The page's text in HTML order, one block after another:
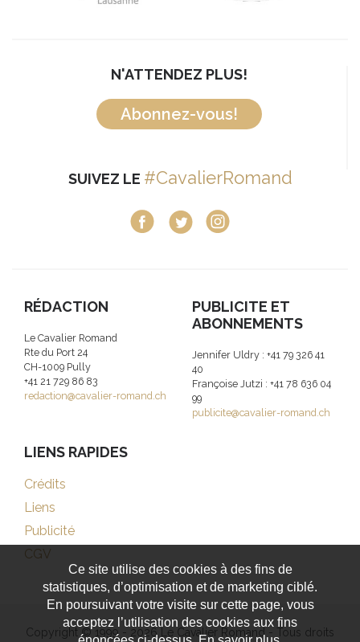
N'ATTENDEZ PLUS!
Abonnez-vous!
SUIVEZ LE #CavalierRomand
RÉDACTION
Le Cavalier Romand
Rte du Port 24
CH-1009 Pully
+41 21 729 86 83
redaction@cavalier-romand.ch
PUBLICITE ET
ABONNEMENTS
Jennifer Uldry : +41 79 326 41
40
Françoise Jutzi : +41 78 636 04
99
publicite@cavalier-romand.ch
LIENS RAPIDES
Crédits
Liens
Publicité
CGV
Copyright © 1999 - 2026 Le Cavalier Romand - Tous droits
Ce site utilise des cookies à des fins de
statistiques, d’optimisation et de marketing ciblé.
En poursuivant votre visite sur cette page, vous
acceptez l’utilisation des cookies aux fins